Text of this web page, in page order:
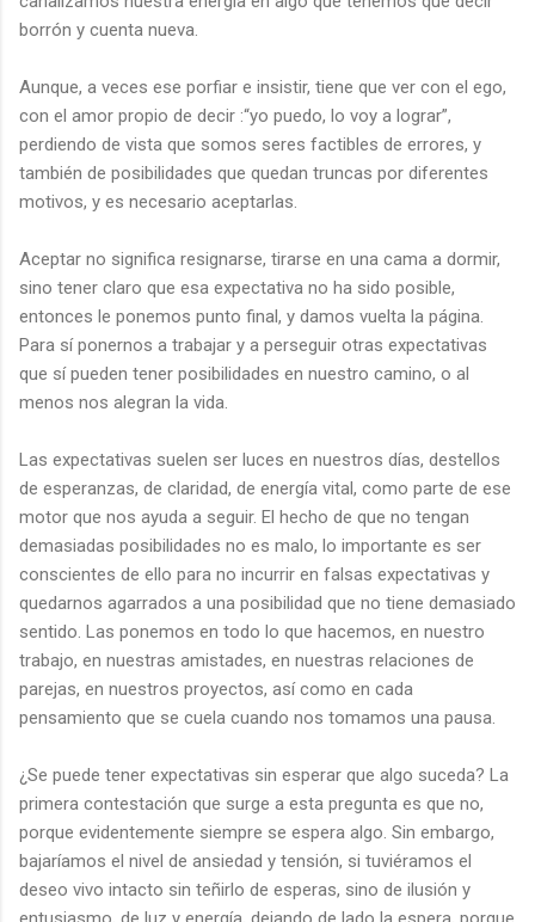
borrón y cuenta nueva.
Aunque, a veces ese porfiar e insistir, tiene que ver con el ego,
con el amor propio de decir :“yo puedo, lo voy a lograr”,
perdiendo de vista que somos seres factibles de errores, y
también de posibilidades que quedan truncas por diferentes
motivos, y es necesario aceptarlas.
Aceptar no significa resignarse, tirarse en una cama a dormir,
sino tener claro que esa expectativa no ha sido posible,
entonces le ponemos punto final, y damos vuelta la página.
Para sí ponernos a trabajar y a perseguir otras expectativas
que sí pueden tener posibilidades en nuestro camino, o al
menos nos alegran la vida.
Las expectativas suelen ser luces en nuestros días, destellos
de esperanzas, de claridad, de energía vital, como parte de ese
motor que nos ayuda a seguir. El hecho de que no tengan
demasiadas posibilidades no es malo, lo importante es ser
conscientes de ello para no incurrir en falsas expectativas y
quedarnos agarrados a una posibilidad que no tiene demasiado
sentido. Las ponemos en todo lo que hacemos, en nuestro
trabajo, en nuestras amistades, en nuestras relaciones de
parejas, en nuestros proyectos, así como en cada
pensamiento que se cuela cuando nos tomamos una pausa.
¿Se puede tener expectativas sin esperar que algo suceda? La
primera contestación que surge a esta pregunta es que no,
porque evidentemente siempre se espera algo. Sin embargo,
bajaríamos el nivel de ansiedad y tensión, si tuviéramos el
deseo vivo intacto sin teñirlo de esperas, sino de ilusión y